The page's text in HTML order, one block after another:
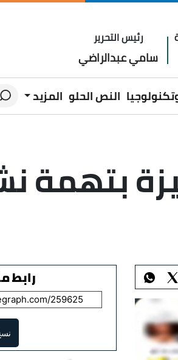
رئيس التحرير
سامي عبدالراضي
النص الحلو المزيد
بتهمة
رابط